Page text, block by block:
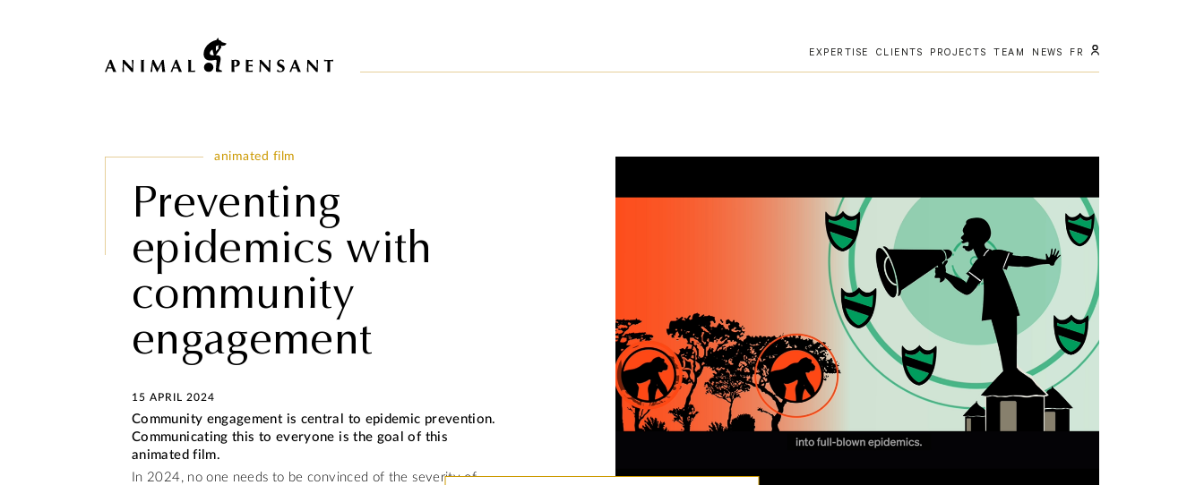
EXPERTISE CLIENTS PROJECTS TEAM NEWS FR
animated film
Preventing
epidemics with
community
engagement
15 APRIL 2024
Community engagement is central to epidemic prevention.
Communicating this to everyone is the goal of this
animated film.
In 2024, no one needs to be convinced of the severity of